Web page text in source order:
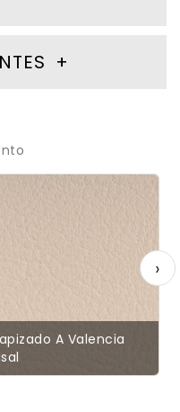
A Valencia
›